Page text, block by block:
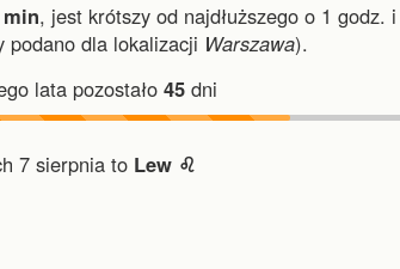
, jest krótszy od najdłuższego o 1 godz.
podano dla lokalizacji Warszawa).
lata pozostało 45 dni
7 sierpnia to Lew ♌︎